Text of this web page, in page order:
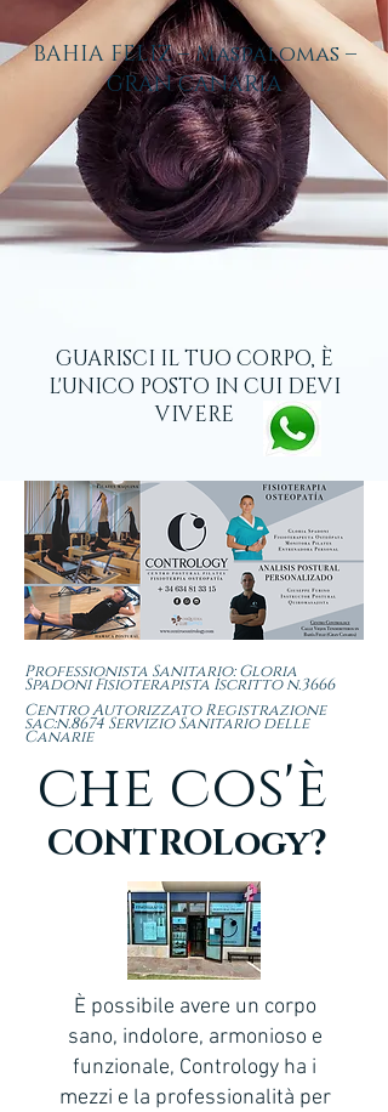
BAHIA FELIZ – Maspalomas –
GRAN CANARIA
GUARISCI IL TUO CORPO, È
L'UNICO POSTO IN CUI DEVI
VIVERE
Professionista Sanitario: Gloria
Spadoni Fisioterapista Iscritto n.3666
Centro Autorizzato Registrazione
sac:n.8674 Servizio Sanitario delle
Canarie
che cos'è
CONTROLogy?
È possibile avere un corpo
sano, indolore, armonioso e
funzionale, Contrology ha i
mezzi e la professionalità per